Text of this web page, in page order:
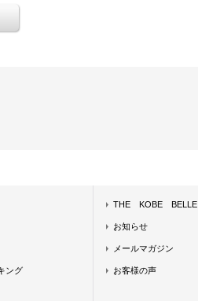
ング
THE KOBE BELLE
お知らせ
メールマガジン
お客様の声